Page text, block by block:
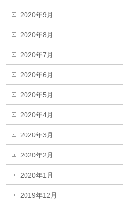
2020年9月
2020年8月
2020年7月
2020年6月
2020年5月
2020年4月
2020年3月
2020年2月
2020年1月
2019年12月